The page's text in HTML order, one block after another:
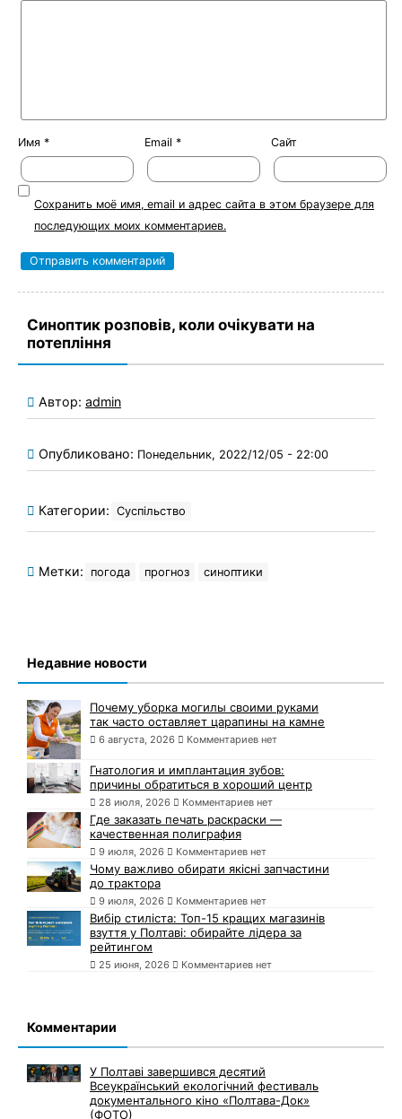
Имя * Email * Сайт
Сохранить моё имя, email и адрес сайта в этом браузере для
последующих моих комментариев.
Синоптик розповів, коли очікувати на
потепління
Автор: admin
Опубликовано: Понедельник, 2022/12/05 - 22:00
Категории: Суспільство
Метки: погода прогноз синоптики
Недавние новости
Почему уборка могилы своими руками
так часто оставляет царапины на камне
6 августа, 2026 Комментариев нет
Гнатология и имплантация зубов:
причины обратиться в хороший центр
28 июля, 2026 Комментариев нет
Где заказать печать раскраски —
качественная полиграфия
9 июля, 2026 Комментариев нет
Чому важливо обирати якісні запчастини
до трактора
9 июля, 2026 Комментариев нет
Вибір стиліста: Топ-15 кращих магазинів
взуття у Полтаві: обирайте лідера за
рейтингом
25 июня, 2026 Комментариев нет
Комментарии
У Полтаві завершився десятий
Всеукраїнський екологічний фестиваль
документального кіно «Полтава-Док»
(ФОТО)